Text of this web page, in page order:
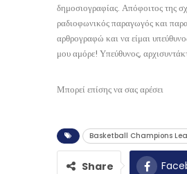
δημοσιογραφίας. Απόφοιτος της
ραδιοφωνικός παραγωγός και
αρθρογραφώ και να είμαι
μου αμόρε! Υπεύθυνος,
Μπορεί επίσης να σας αρέσει
Basketball Champions
Share